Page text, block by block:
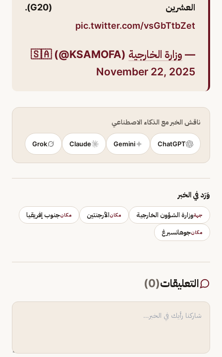
العشرين (G20).
pic.twitter.com/vsGbTtbZet
— وزارة الخارجية
November 22, 2025
ناقش الخبر مع الذكاء الاصطناعي
ChatGPT
Gemini
Claude
Grok
وَرَد في الخبر
جهةوزارة الشؤون الخارجية مكانالأرجنتين مكانجنوب إفريقيا
مكانجوهانسبرغ
التعليقات(
0
)